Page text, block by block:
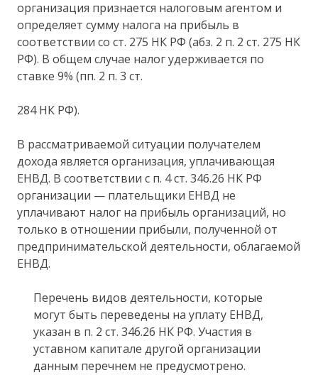
организация признается налоговым агентом и
определяет сумму налога на прибыль в
соответствии со ст. 275 НК РФ (абз. 2 п. 2 ст. 275 НК
РФ). В общем случае налог удерживается по
ставке 9% (пп. 2 п. 3 ст.
284 НК РФ).
В рассматриваемой ситуации получателем
дохода является организация, уплачивающая
ЕНВД. В соответствии с п. 4 ст. 346.26 НК РФ
организации — плательщики ЕНВД не
уплачивают налог на прибыль организаций, но
только в отношении прибыли, полученной от
предпринимательской деятельности, облагаемой
ЕНВД.
Перечень видов деятельности, которые
могут быть переведены на уплату ЕНВД,
указан в п. 2 ст. 346.26 НК РФ. Участия в
уставном капитале другой организации
данным перечнем не предусмотрено.